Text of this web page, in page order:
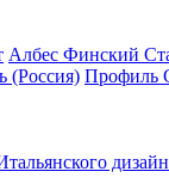
Албес Финский
(Россия) Профиль